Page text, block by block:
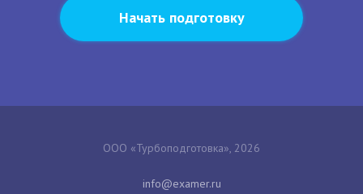
Начать подготовку
ООО «Турбоподготовка», 2026